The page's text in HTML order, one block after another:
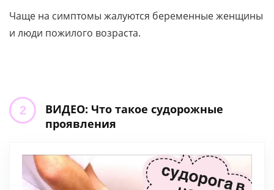
Чаще на симптомы жалуются беременные женщины
и люди пожилого возраста.
ВИДЕО: Что такое судорожные
проявления